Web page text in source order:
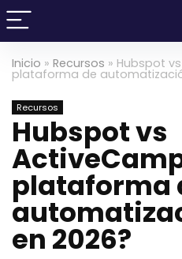
Inicio » Recursos » Hubspot
plataforma de
Recursos
Hubspot vs
plataforma
en 2026?